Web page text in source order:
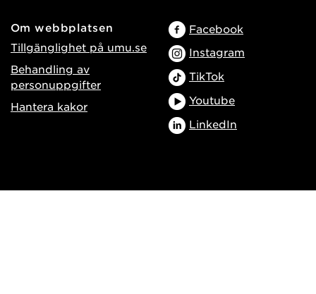
Om webbplatsen
Tillgänglighet på umu.se
Behandling av
personuppgifter
Hantera kakor
Facebook
Instagram
TikTok
Youtube
LinkedIn